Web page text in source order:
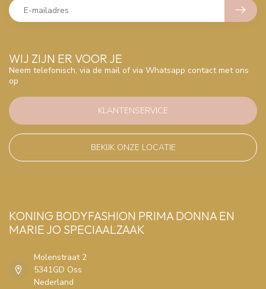
WIJ ZIJN ER VOOR JE
Neem telefonisch, via de mail of via Whatsapp contact met ons
op
KLANTENSERVICE
BEKIJK ONZE LOCATIE
KONING BODYFASHION PRIMA DONNA EN
MARIE JO SPECIAALZAAK
Molenstraat 2
5341GD Oss
Nederland